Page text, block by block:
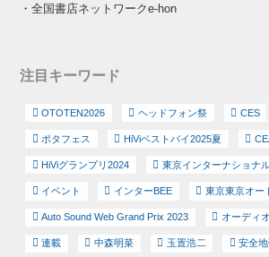
・全国書店ネットワークe-hon
注目キーワード
OTOTEN2026 ヘッドフォン祭 CES
ポタフェス HiViベストバイ2025夏
HiViグランプリ2024 東京インターナショナ
イベント インターBEE 東京東京オー
Auto Sound Web Grand Prix 2023 オーディ
連載 中森明菜 玉置浩二 安全